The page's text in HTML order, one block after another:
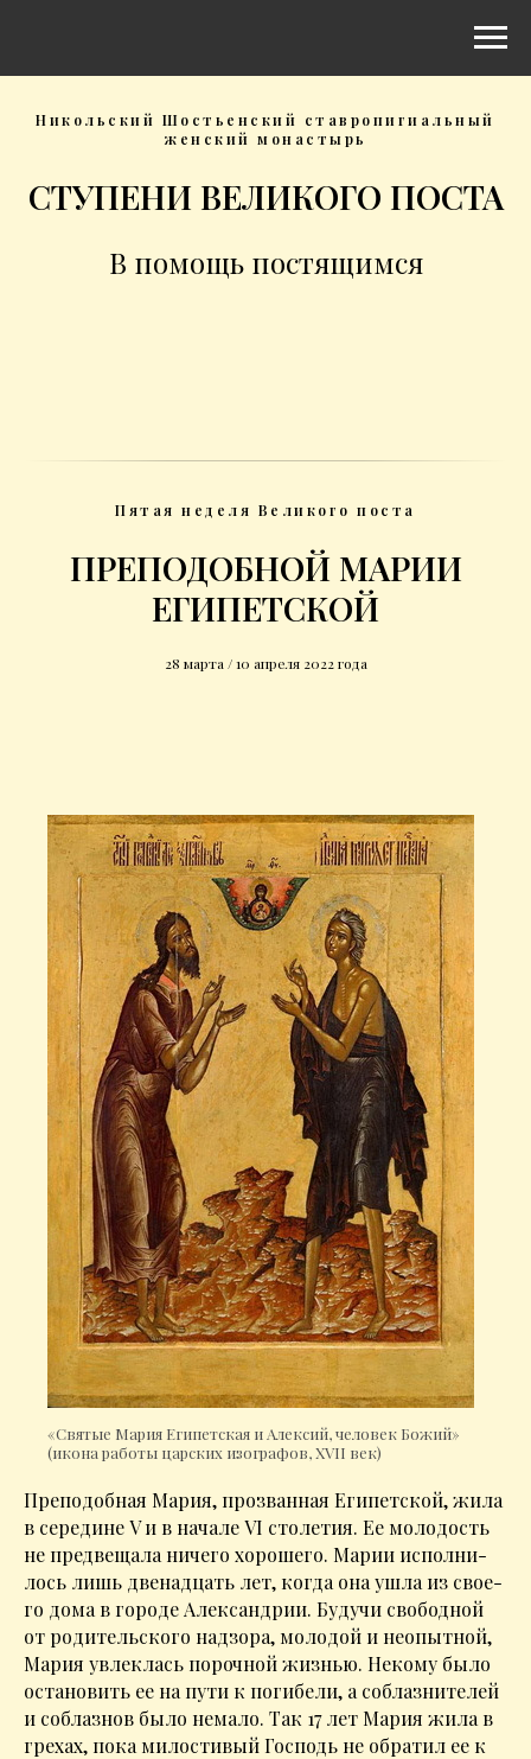
Никольский Шостьенский ставропигиальный
женский монастырь
СТУПЕНИ ВЕЛИКОГО ПОСТА
В помощь постящимся
Пятая неделя Великого поста
ПРЕПОДОБНОЙ МАРИИ
ЕГИПЕТСКОЙ
28 марта / 10 апреля 2022 года
«Святые Мария Египетская и Алексий, человек Божий»
(икона работы царских изографов, XVII век)
Пре­по­доб­ная Ма­рия, про­зван­ная Еги­пет­ской, жи­ла
в се­ре­дине V и в на­ча­ле VI сто­ле­тия. Ее мо­ло­дость
не пред­ве­ща­ла ни­че­го хо­ро­ше­го. Ма­рии ис­пол­ни­
лось лишь две­на­дцать лет, ко­гда она ушла из сво­е­
го до­ма в го­ро­де Алек­сан­дрии. Бу­дучи сво­бод­ной
от ро­ди­тель­ско­го над­зо­ра, мо­ло­дой и неопыт­ной,
Ма­рия увлек­лась по­роч­ной жиз­нью. Неко­му бы­ло
оста­но­вить ее на пу­ти к по­ги­бе­ли, а со­блаз­ни­те­лей
и со­блаз­нов бы­ло нема­ло. Так 17 лет Ма­рия жи­ла в
гре­хах, по­ка ми­ло­сти­вый Гос­подь не об­ра­тил ее к